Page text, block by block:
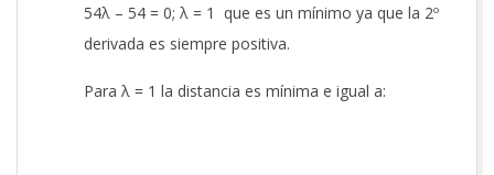
54λ – 54 = 0; λ = 1 que es un mínimo ya que la 2º
derivada es siempre positiva.
Para λ = 1 la distancia es mínima e igual a: